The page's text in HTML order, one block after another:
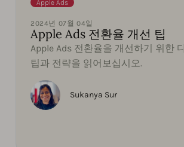
Apple Ads
2024년 07월 04일
Apple Ads 전환율 개선 팁
Apple Ads 전환율을 개선하기 위한
팁과 전략을 읽어보십시오.
Sukanya Sur